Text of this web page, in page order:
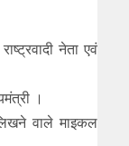
नेता एवं
।
वाले माइकल